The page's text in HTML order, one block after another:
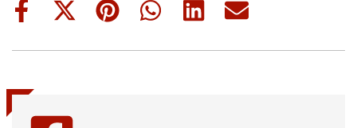
Share
Share
(Twitter)
Share
Share
Share
Share